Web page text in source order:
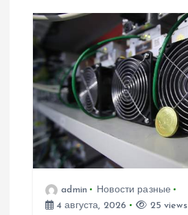
admin
Новости разные
4 августа, 2026
25 views